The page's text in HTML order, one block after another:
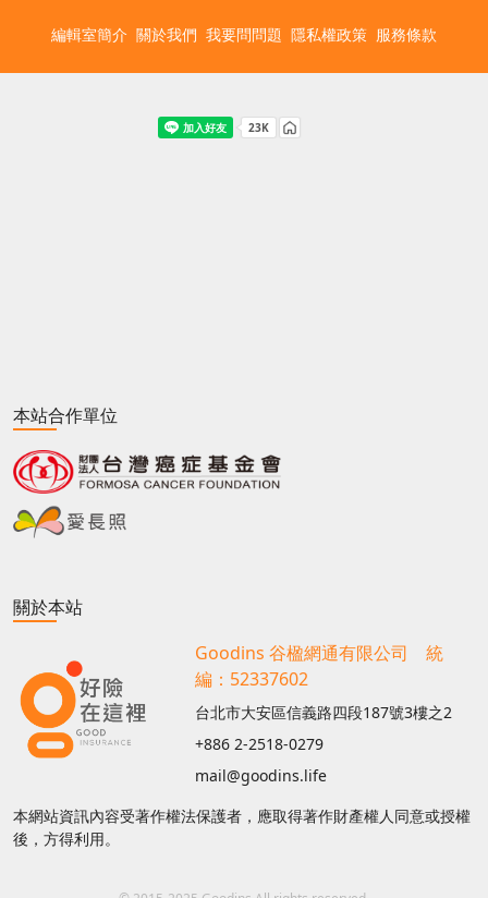
編輯室簡介 關於我們 我要問問題 隱私權政策 服務條款
本站合作單位
關於本站
Goodins 谷楹網通有限公司 統
編：52337602
台北市大安區信義路四段187號3樓之2
+886 2-2518-0279
mail@goodins.life
本網站資訊內容受著作權法保護者，應取得著作財產權人同意或授權
後，方得利用。